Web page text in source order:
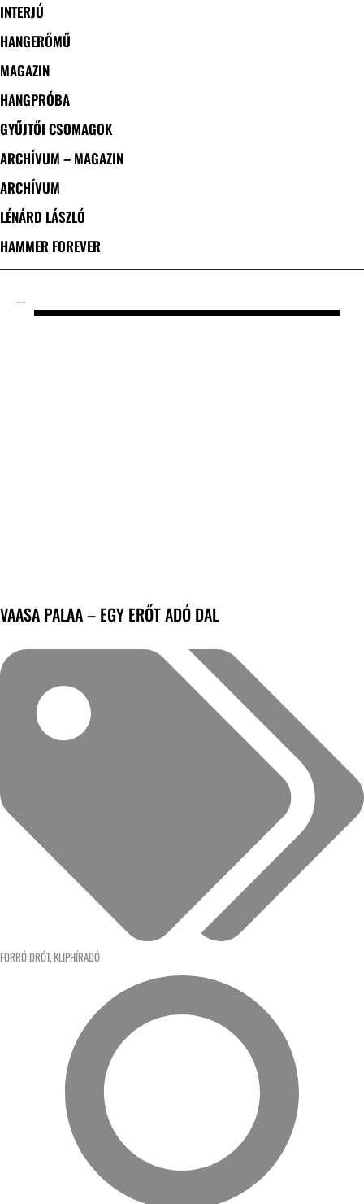
INTERJÚ
HANGERŐMŰ
MAGAZIN
HANGPRÓBA
GYŰJTŐI CSOMAGOK
ARCHÍVUM – MAGAZIN
ARCHÍVUM
LÉNÁRD LÁSZLÓ
HAMMER FOREVER
VAASA PALAA – EGY ERŐT ADÓ DAL
FORRÓ DRÓT, KLIPHÍRADÓ